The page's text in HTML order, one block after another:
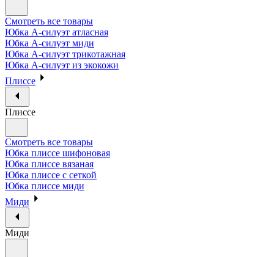
Смотреть все товары
Юбка А-силуэт атласная
Юбка А-силуэт миди
Юбка А-силуэт трикотажная
Юбка А-силуэт из экокожи
Плиссе
Плиссе
Смотреть все товары
Юбка плиссе шифоновая
Юбка плиссе вязаная
Юбка плиссе с сеткой
Юбка плиссе миди
Миди
Миди